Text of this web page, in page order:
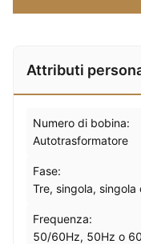
Attributi
Numero di bobina:
Autotrasformatore
Fase:
Tre, singola, singola
Frequenza:
50/60Hz, 50Hz o